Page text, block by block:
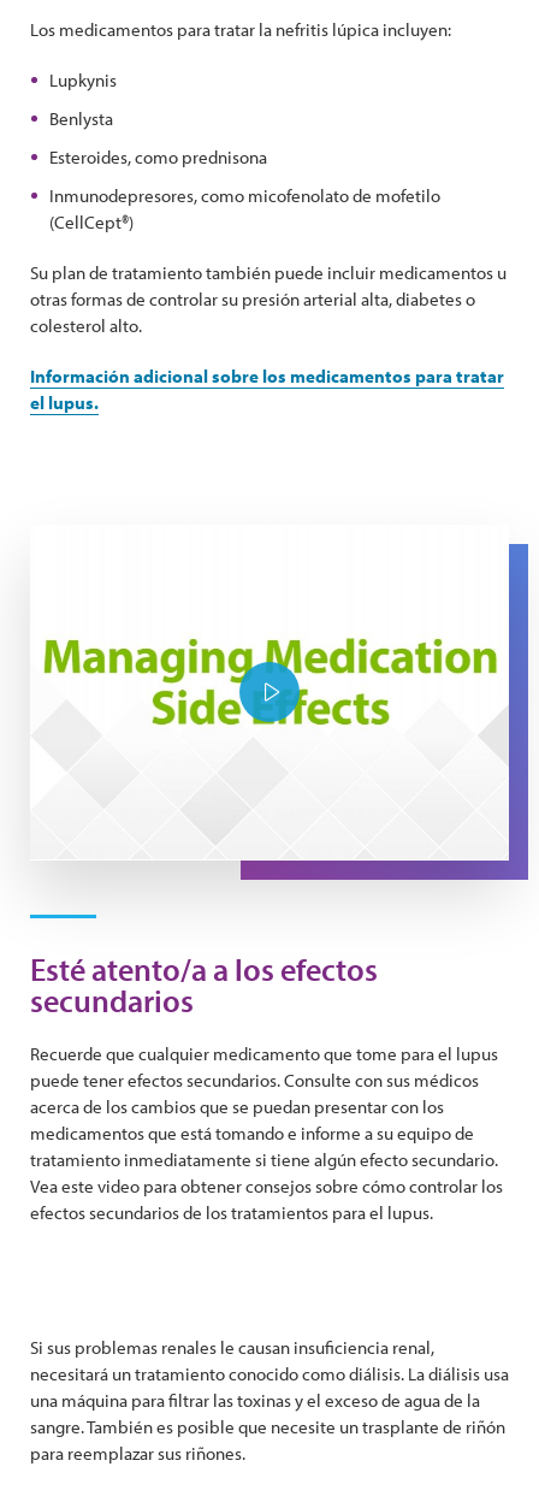
Los medicamentos para tratar la nefritis lúpica incluyen:
Lupkynis
Benlysta
Esteroides, como prednisona
Inmunodepresores, como micofenolato de mofetilo
(CellCept®)
Su plan de tratamiento también puede incluir medicamentos u
otras formas de controlar su presión arterial alta, diabetes o
colesterol alto.
Información adicional sobre los medicamentos para tratar
el lupus.
Play Video
Esté atento/a a los efectos
secundarios
Recuerde que cualquier medicamento que tome para el lupus
puede tener efectos secundarios. Consulte con sus médicos
acerca de los cambios que se puedan presentar con los
medicamentos que está tomando e informe a su equipo de
tratamiento inmediatamente si tiene algún efecto secundario.
Vea este video para obtener consejos sobre cómo controlar los
efectos secundarios de los tratamientos para el lupus.
Si sus problemas renales le causan insuficiencia renal,
necesitará un tratamiento conocido como diálisis. La diálisis usa
una máquina para filtrar las toxinas y el exceso de agua de la
sangre. También es posible que necesite un trasplante de riñón
para reemplazar sus riñones.